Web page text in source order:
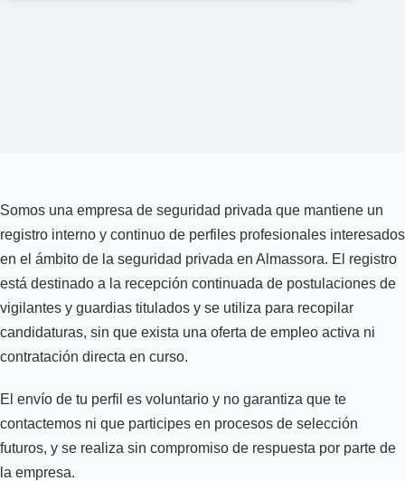
Somos una empresa de seguridad privada que mantiene un
registro interno y continuo de perfiles profesionales interesados
en el ámbito de la seguridad privada en Almassora. El registro
está destinado a la recepción continuada de postulaciones de
vigilantes y guardias titulados y se utiliza para recopilar
candidaturas, sin que exista una oferta de empleo activa ni
contratación directa en curso.
El envío de tu perfil es voluntario y no garantiza que te
contactemos ni que participes en procesos de selección
futuros, y se realiza sin compromiso de respuesta por parte de
la empresa.